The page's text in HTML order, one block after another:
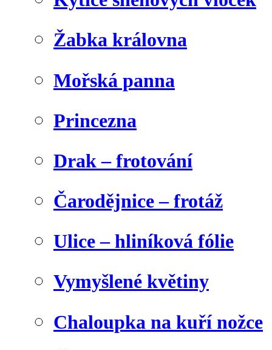
Žabka královna
Mořská panna
Princezna
Drak – frotování
Čarodějnice – frotáž
Ulice – hliníková fólie
Vymyšlené květiny
Chaloupka na kuří nožce